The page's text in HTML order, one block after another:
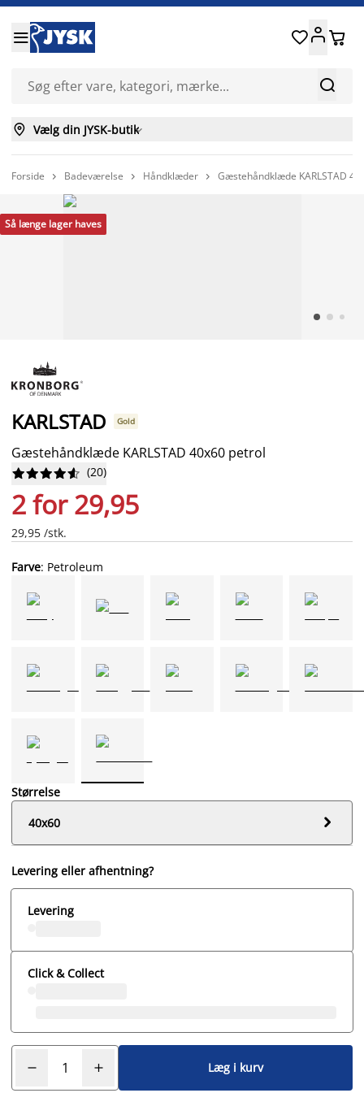


 
 Vælg din JYSK-butik
Forside  Badeværelse  Håndklæder  Gæstehåndklæde KARLSTAD
Så længe lager haves
KARLSTAD Gold
Gæstehåndklæde KARLSTAD 40x60 petrol





 (20)
2 for 29,95
29,95 /stk.
Farve: Petroleum
Størrelse
40x60

Levering eller afhentning?
Levering
Click & Collect
Læg i kurv